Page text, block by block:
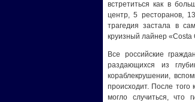
встретиться как в
центр, 5 ресторанов,
трагедия застала в
круизный лайнер «Costa
Все российские
раздающихся из
кораблекрушении,
происходит. После того
могло случиться, что